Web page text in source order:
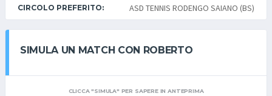
CIRCOLO PREFERITO: ASD TENNIS RODENGO SAIANO (BS)
SIMULA UN MATCH CON ROBERTO
CLICCA "SIMULA" PER SAPERE IN ANTEPRIMA